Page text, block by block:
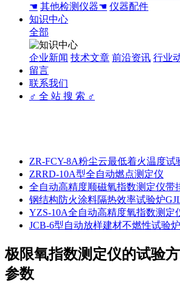
☚ 其他检测仪器☚ 仪器配件
知识中心
全部
企业新闻 技术文章 前沿资讯 行业
留言
联系我们
♂ 全 站 搜 索 ♂
ZR-FCY-8A粉尘云最低着火温度试
ZRRD-10A型全自动燃点测定仪
全自动高精度顺磁氧指数测定仪带
钢结构防火涂料隔热效率试验炉
YZS-10A全自动高精度氧指数测定
JCB-6型自动放样建材不燃性试验炉
极限氧指数测定仪的试验
参数